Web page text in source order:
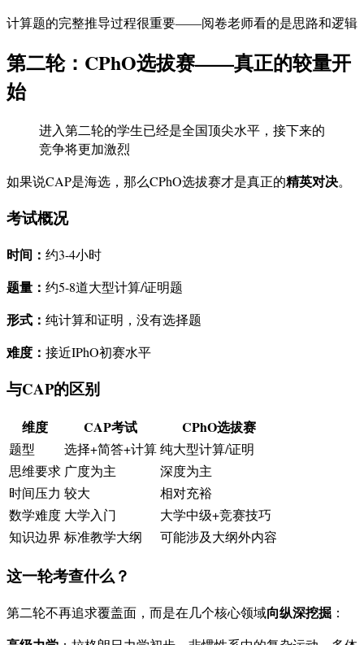
计算题的完整推导过程很重要——阅卷老师看的是思路和逻辑
第二轮：CPhO选拔赛——真正的较量开
始
进入第二轮的学生已经是全国顶尖水平，接下来的
竞争将更加激烈
如果说CAP是海选，那么CPhO选拔赛才是真正的精英对决。
考试概况
时间： 约3-4小时
题量： 约5-8道大型计算/证明题
形式： 纯计算和证明，没有选择题
难度： 接近IPhO初赛水平
与CAP的区别
维度 CAP考试 CPhO选拔赛
题型 选择+简答+计算纯大型计算/证明
思维要求 广度为主
深度为主
时间压力 较大
相对充裕
数学难度 大学入门
大学中级+竞赛技巧
知识边界 标准教学大纲 可能涉及大纲外内容
这一轮考查什么？
第二轮不再追求覆盖面，而是在几个核心领域向纵深挖掘 ：